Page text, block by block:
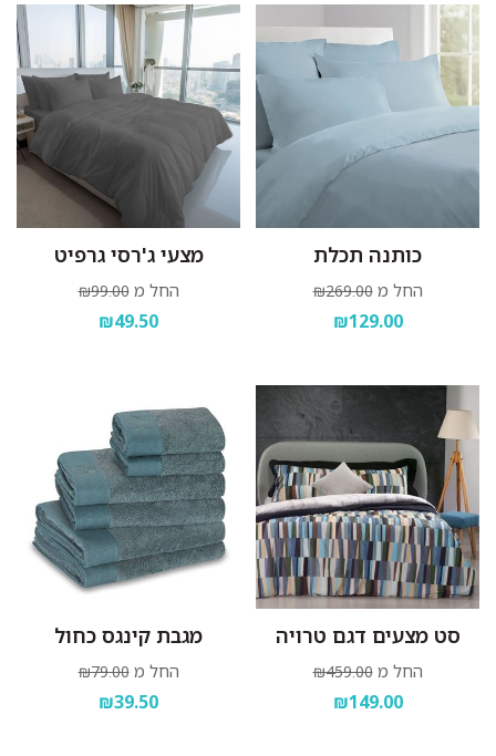
כותנה תכלת
החל מ ₪269.00
₪129.00
מצעי ג'רסי גרפיט
החל מ ₪99.00
₪49.50
סט מצעים דגם טרויה
החל מ ₪459.00
₪149.00
מגבת קינגס כחול
החל מ ₪79.00
₪39.50